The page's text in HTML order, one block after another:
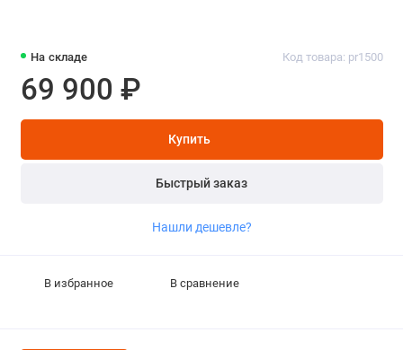
На складе Код товара: pr1500
69 900 ₽
Купить
Быстрый заказ
Нашли дешевле?
В избранное В сравнение